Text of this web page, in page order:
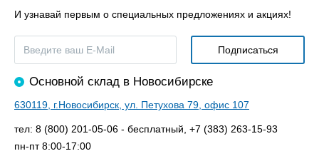
И узнавай первым о специальных предложениях и акциях!
Основной склад в Новосибирске
630119, г.Новосибирск, ул. Петухова 79, офис 107
тел: 8 (800) 201-05-06 - бесплатный, +7 (383) 263-15-93
пн-пт 8:00-17:00